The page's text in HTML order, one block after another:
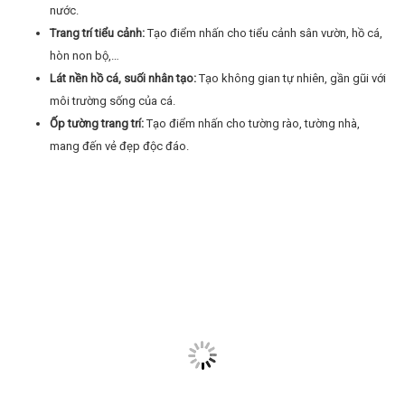
nước.
Trang trí tiểu cảnh:Tạo điểm nhấn cho tiểu cảnh sân vườn, hồ cá,
hòn non bộ,…
Lát nền hồ cá, suối nhân tạo:Tạo không gian tự nhiên, gần gũi với
môi trường sống của cá.
Ốp tường trang trí:Tạo điểm nhấn cho tường rào, tường nhà,
mang đến vẻ đẹp độc đáo.